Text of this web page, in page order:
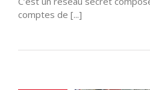
comptes de [...]